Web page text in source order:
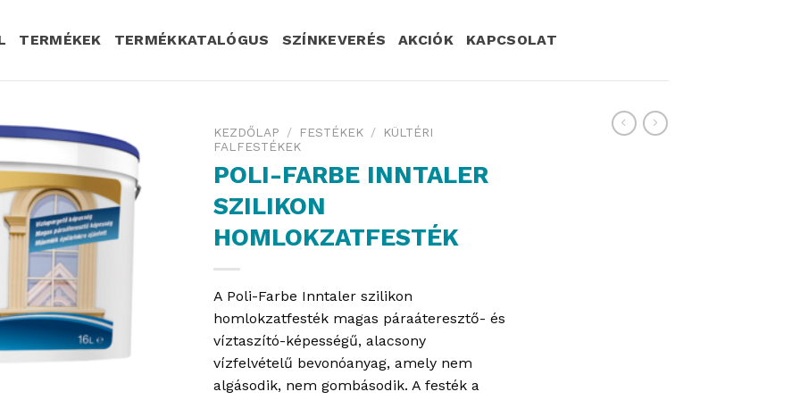
TERMÉKEK TERMÉKKATALÓGUS SZÍNKEVERÉS AKCIÓK KAPCSOLAT
KEZDŐLAP / FESTÉKEK /
KÜLTÉRI
FALFESTÉKEK
POLI-FARBE INNTALER
SZILIKON
HOMLOKZATFESTÉK
A Poli-Farbe Inntaler szilikon
homlokzatfesték magas páraáteresztő- és
víztaszító-képességű, alacsony
vízfelvételű bevonóanyag, amely nem
algásodik, nem gombásodik. A festék a